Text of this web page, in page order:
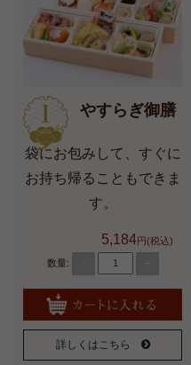
高級弁当
オードブル
お食い初め・お子様弁当
ドリンク
用途で選ぶ
イベント・研修用弁当
接待・高級弁当【2,000円以
法事・ご法要
お祝い・ハレの日
おもてなし・観光・行楽弁
やすらぎ御膳
袋にお包みして、すぐに
お持ち帰ることもできま
す。
5,184円(税込)
数量: +
詳しくはこちら